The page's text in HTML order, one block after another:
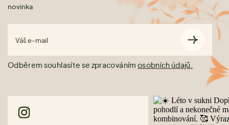
novinka
Váš e-mail
Odběrem souhlasíte se zpracováním osobních údajů.